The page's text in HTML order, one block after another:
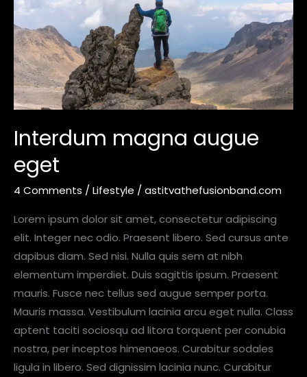
Interdum magna augue
eget
4 Comments / Lifestyle / astitvathefusionband.com
Lorem ipsum dolor sit amet, consectetur adipiscing
elit. Integer nec odio. Praesent libero. Sed cursus ante
dapibus diam. Sed nisi. Nulla quis sem at nibh
elementum imperdiet. Duis sagittis ipsum. Praesent
mauris. Fusce nec tellus sed augue semper porta.
Mauris massa. Vestibulum lacinia arcu eget nulla. Class
aptent taciti sociosqu ad litora torquent per conubia
nostra, per inceptos himenaeos. Curabitur sodales
ligula in libero. Sed dignissim lacinia nunc. Curabitur